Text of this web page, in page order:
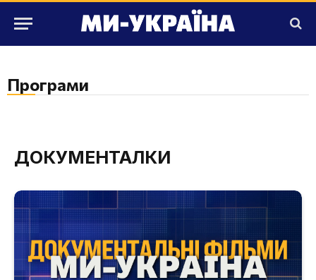
Програми
ДОКУМЕНТАЛКИ